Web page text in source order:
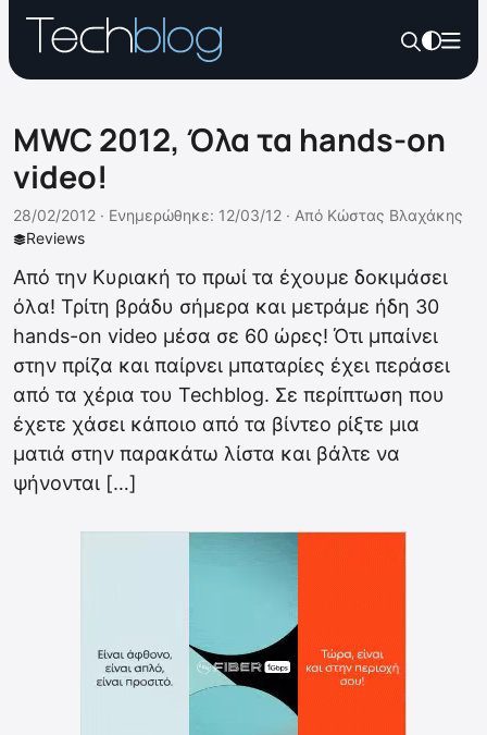
MWC 2012, Όλα τα hands-on
video!
Reviews
28/02/2012 · Ενημερώθηκε: 12/03/12 · Από Κώστας Βλαχάκης
Από την Κυριακή το πρωί τα έχουμε δοκιμάσει
όλα! Τρίτη βράδυ σήμερα και μετράμε ήδη 30
hands-on video μέσα σε 60 ώρες! Ότι μπαίνει
στην πρίζα και παίρνει μπαταρίες έχει περάσει
από τα χέρια του Techblog. Σε περίπτωση που
έχετε χάσει κάποιο από τα βίντεο ρίξτε μια
ματιά στην παρακάτω λίστα και βάλτε να
ψήνονται […]